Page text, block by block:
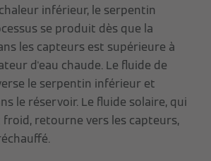
inférieur, le serpentin
se produit dès que la
les capteurs est supérieure à
d'eau chaude. Le fluide de
le serpentin inférieur et
le réservoir. Le fluide solaire, qui
retourne vers les capteurs,